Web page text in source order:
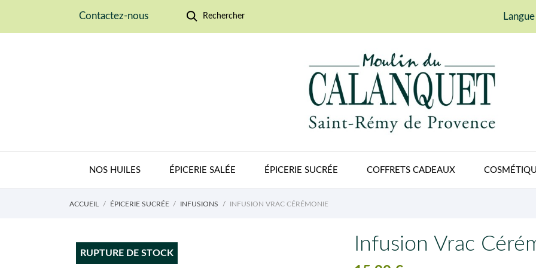
Contactez-nous Rechercher Langue
NOS HUILES ÉPICERIE SALÉE ÉPICERIE SUCRÉE COFFRETS CADEAUX
ACCUEIL ÉPICERIE SUCRÉE INFUSIONS INFUSION VRAC CÉRÉMONIE
RUPTURE DE STOCK Infusion Vrac